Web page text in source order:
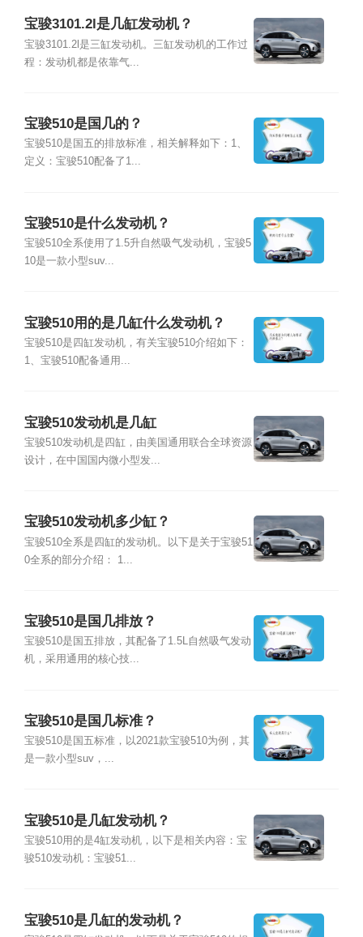
宝骏3101.2l是几缸发动机？
宝骏3101.2l是三缸发动机。三缸发动机的工作过
程：发动机都是依靠气...
宝骏510是国几的？
宝骏510是国五的排放标准，相关解释如下：1、
定义：宝骏510配备了1...
宝骏510是什么发动机？
宝骏510全系使用了1.5升自然吸气发动机，宝骏5
10是一款小型suv...
宝骏510用的是几缸什么发动机？
宝骏510是四缸发动机，有关宝骏510介绍如下：
1、宝骏510配备通用...
宝骏510发动机是几缸
宝骏510发动机是四缸，由美国通用联合全球资源
设计，在中国国内微小型发...
宝骏510发动机多少缸？
宝骏510全系是四缸的发动机。以下是关于宝骏51
0全系的部分介绍： 1...
宝骏510是国几排放？
宝骏510是国五排放，其配备了1.5L自然吸气发动
机，采用通用的核心技...
宝骏510是国几标准？
宝骏510是国五标准，以2021款宝骏510为例，其
是一款小型suv，...
宝骏510是几缸发动机？
宝骏510用的是4缸发动机，以下是相关内容：宝
骏510发动机：宝骏51...
宝骏510是几缸的发动机？